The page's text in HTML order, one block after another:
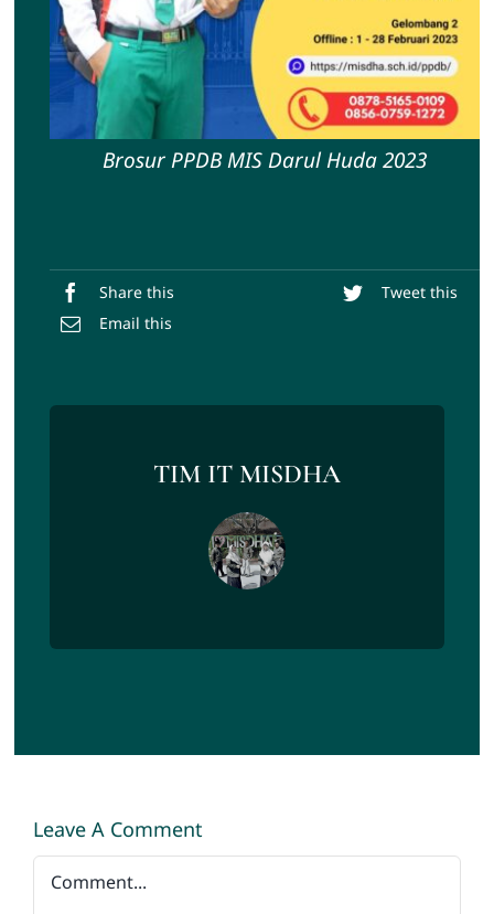
Brosur PPDB MIS Darul Huda 2023
Share this
Tweet this
Email this
TIM IT MISDHA
Leave A Comment
Comment